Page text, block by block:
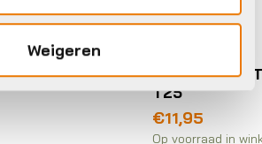
Weigeren
BTL-46 Torx Sleutel Torx-T